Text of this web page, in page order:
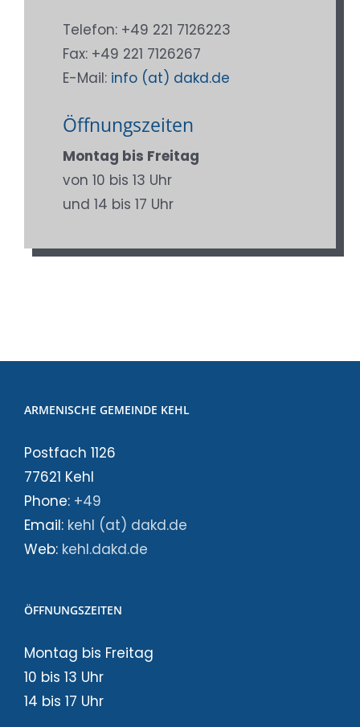
Telefon: +49 221 7126223
Fax: +49 221 7126267
E-Mail: info (at) dakd.de
Öffnungszeiten
Montag bis Freitag
von 10 bis 13 Uhr
und 14 bis 17 Uhr
ARMENISCHE GEMEINDE KEHL
Postfach 1126
77621 Kehl
Phone: +49
Email: kehl (at) dakd.de
Web: kehl.dakd.de
ÖFFNUNGSZEITEN
Montag bis Freitag
10 bis 13 Uhr
14 bis 17 Uhr